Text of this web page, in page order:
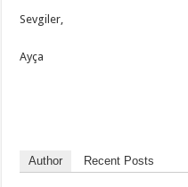
Sevgiler,
Ayça
Author Recent Posts